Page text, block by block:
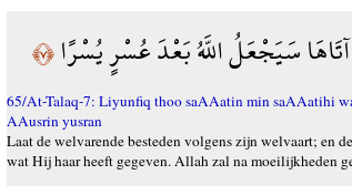
سَيَجْعَلُ اللَّهُ بَعْدَ عُسْرٍ يُسْرًا﴿٧﴾
65/At-Talaq-7: Liyunfiq thoo saAAatin min saAAatihi
AAusrin yusran
Laat de welvarende besteden volgens zijn welvaart; en
wat Hij haar heeft gegeven. Allah zal na moeilijkheden